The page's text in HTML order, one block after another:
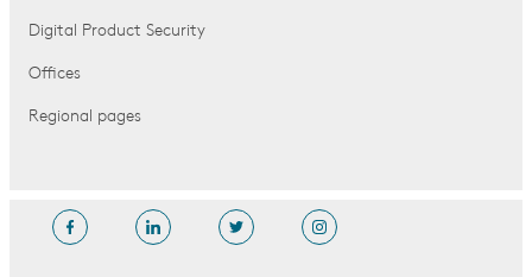
Digital Product Security
Offices
Regional pages